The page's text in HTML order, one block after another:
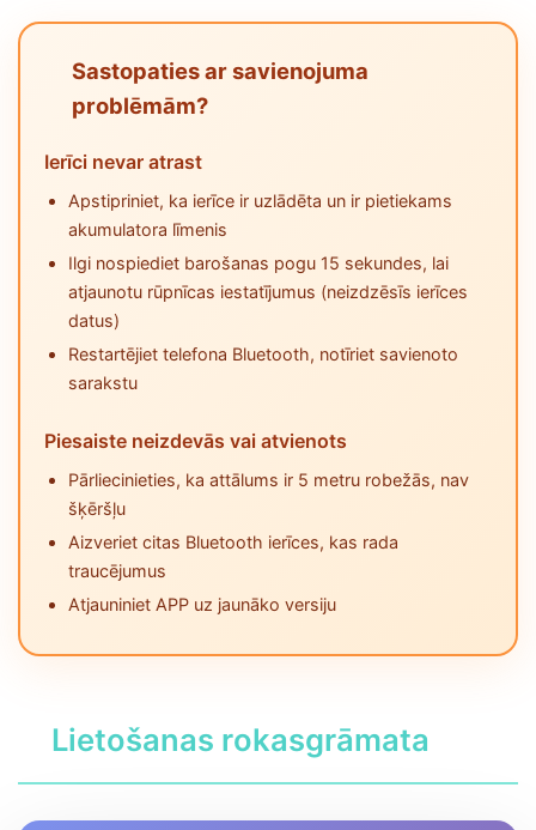
Sastopaties ar savienojuma
problēmām?
Ierīci nevar atrast
Apstipriniet, ka ierīce ir uzlādēta un ir pietiekams
akumulatora līmenis
Ilgi nospiediet barošanas pogu 15 sekundes, lai
atjaunotu rūpnīcas iestatījumus (neizdzēsīs ierīces
datus)
Restartējiet telefona Bluetooth, notīriet savienoto
sarakstu
Piesaiste neizdevās vai atvienots
Pārliecinieties, ka attālums ir 5 metru robežās, nav
šķēršļu
Aizveriet citas Bluetooth ierīces, kas rada
traucējumus
Atjauniniet APP uz jaunāko versiju
Lietošanas rokasgrāmata